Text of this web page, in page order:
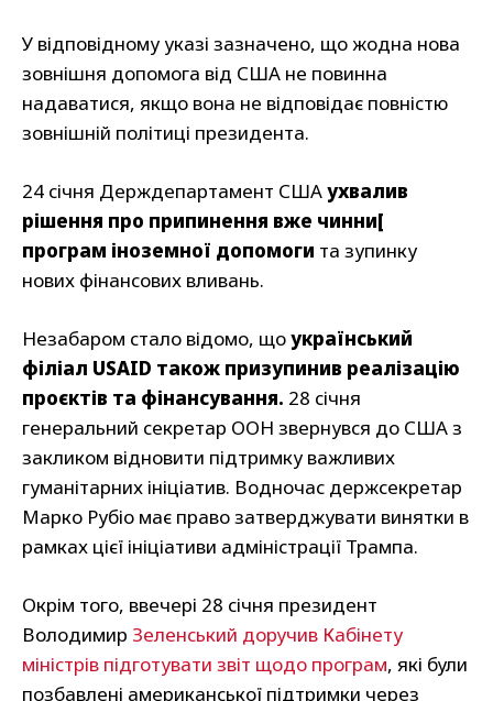
У відповідному указі зазначено, що жодна нова
зовнішня допомога від США не повинна
надаватися, якщо вона не відповідає повністю
зовнішній політиці президента.
24 січня Держдепартамент СШАухвалив
рішення про припинення вже чинни[
програм іноземної допомоги та зупинку
нових фінансових вливань.
Незабаром стало відомо, щоукраїнський
філіал USAID також призупинив реалізацію
проєктів та фінансування. 28 січня
генеральний секретар ООН звернувся до США з
закликом відновити підтримку важливих
гуманітарних ініціатив. Водночас держсекретар
Марко Рубіо має право затверджувати винятки в
рамках цієї ініціативи адміністрації Трампа.
Окрім того, ввечері 28 січня президент
Володимир Зеленський доручив Кабінету
міністрів підготувати звіт щодо програм, які були
позбавлені американської підтримки через